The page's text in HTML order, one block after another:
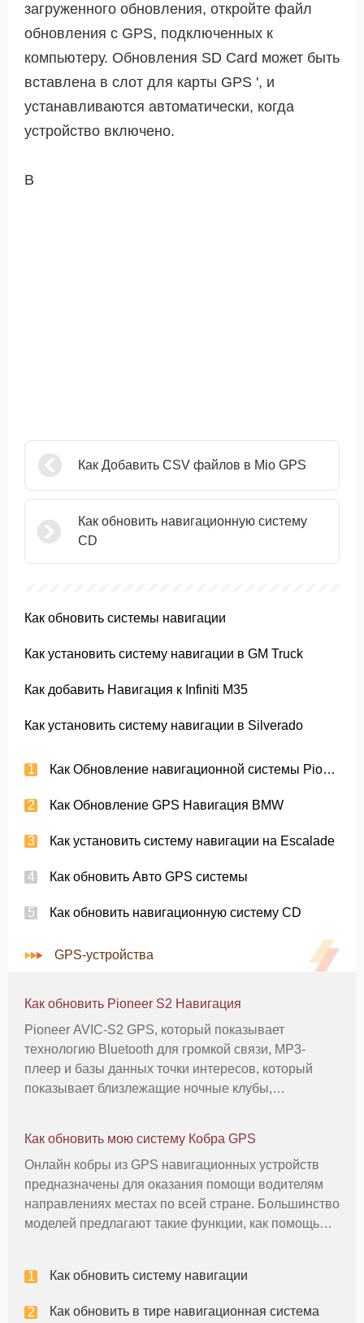
загруженного обновления, откройте файл
обновления с GPS, подключенных к
компьютеру. Обновления SD Card может быть
вставлена ​​в слот для карты GPS ', и
устанавливаются автоматически, когда
устройство включено.
В
Как Добавить CSV файлов в Mio GPS
Как обновить навигационную систему
CD
Как обновить системы навигации
Как установить систему навигации в GM Truck
Как добавить Навигация к Infiniti M35
Как установить систему навигации в Silverado
Как Обновление навигационной системы Pioneer
Как Обновление GPS Навигация BMW
Как установить систему навигации на Escalade
Как обновить Авто GPS системы
Как обновить навигационную систему CD
GPS-устройства
Как обновить Pioneer S2 Навигация
Pioneer AVIC-S2 GPS, который показывает
технологию Bluetooth для громкой связи, MP3-
плеер и базы данных точки интересов, который
показывает близлежащие ночные клубы,
обеспечения может быть освобожден, что вопросы
исправлений с
Как обновить мою систему Кобра GPS
Онлайн кобры из GPS навигационных устройств
предназначены для оказания помощи водителям
направлениях местах по всей стране. Большинство
моделей предлагают такие функции, как помощь
жилье, рестораны и банкоматов на
Как обновить систему навигации
Как обновить в тире навигационная система